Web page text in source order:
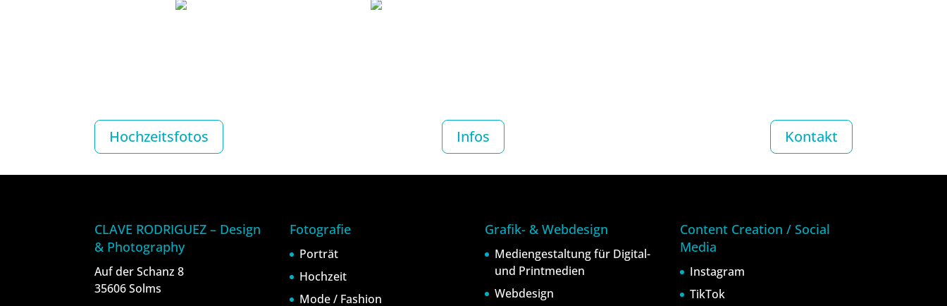
Hochzeitsfotos Infos Kontakt
CLAVE RODRIGUEZ – Design
& Photography
Auf der Schanz 8
35606 Solms
Fotografie
Porträt
Hochzeit
Mode / Fashion
Grafik- & Webdesign
Mediengestaltung für Digital-
und Printmedien
Webdesign
Content Creation / Social
Media
Instagram
TikTok